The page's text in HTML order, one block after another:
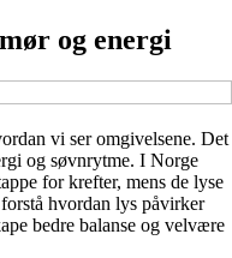
og energi
vi ser omgivelsene. Det
og søvnrytme. I Norge
for krefter, mens de lyse
hvordan lys påvirker
bedre balanse og velvære